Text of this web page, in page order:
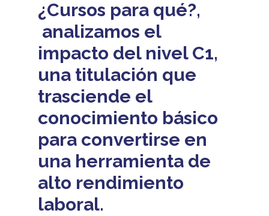
¿Cursos para qué?,
analizamos el
impacto del nivel C1,
una titulación que
trasciende el
conocimiento básico
para convertirse en
una herramienta de
alto rendimiento
laboral.